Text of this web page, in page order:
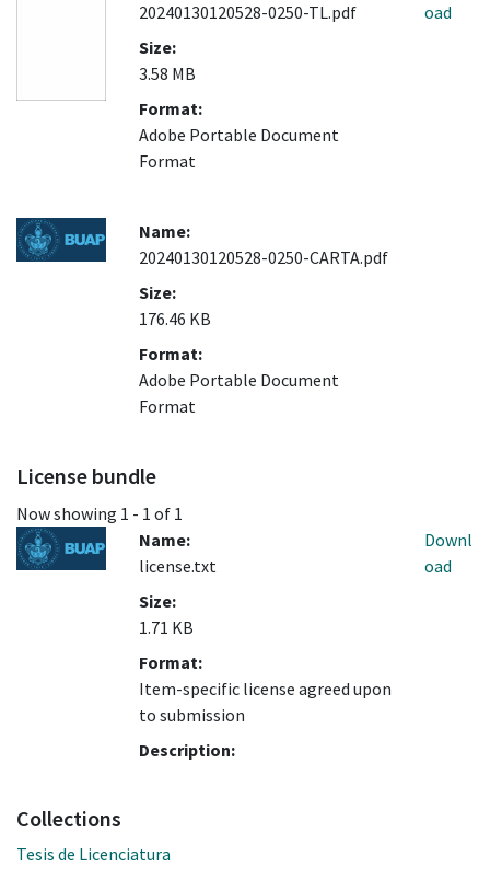
20240130120528-0250-TL.pdf
Size:
3.58 MB
Format:
Adobe Portable Document
Format
oad
Name:
20240130120528-0250-CARTA.pdf
Size:
176.46 KB
Format:
Adobe Portable Document
Format
License bundle
Now showing 1 - 1 of 1
Name:
license.txt
Size:
1.71 KB
Format:
Item-specific license agreed upon
to submission
Description:
Downl
oad
Collections
Tesis de Licenciatura